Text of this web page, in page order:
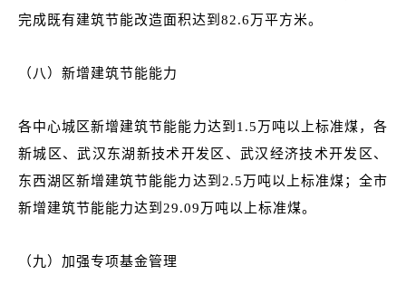
完成既有建筑节能改造面积达到82.6万平方米。
（八）新增建筑节能能力
各中心城区新增建筑节能能力达到1.5万吨以上标准煤，各
新城区、武汉东湖新技术开发区、武汉经济技术开发区、
东西湖区新增建筑节能能力达到2.5万吨以上标准煤； 全市
新增建筑节能能力达到29.09万吨以上标准煤。
（九）加强专项基金管理